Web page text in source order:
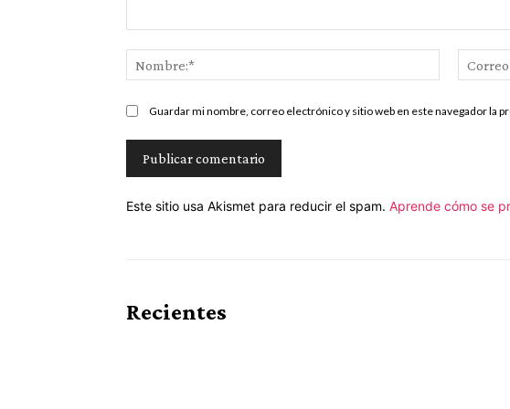
Guardar mi nombre, correo electrónico y sitio web en este navegador la
Este sitio usa Akismet para reducir el spam. Aprende cómo se
Recientes